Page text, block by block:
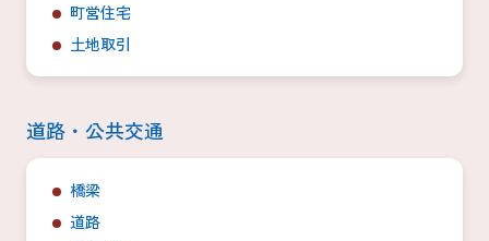
町営住宅
土地取引
道路・公共交通
橋梁
道路